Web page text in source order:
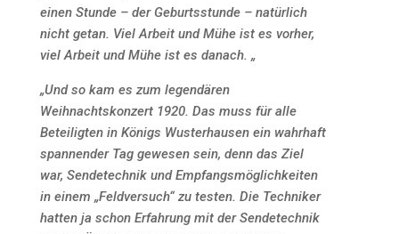
einen Stunde – der Geburtsstunde – natürlich
nicht getan. Viel Arbeit und Mühe ist es vorher,
viel Arbeit und Mühe ist es danach. „
„Und so kam es zum legendären
Weihnachtskonzert 1920. Das muss für alle
Beteiligten in Königs Wusterhausen ein wahrhaft
spannender Tag gewesen sein, denn das Ziel
war, Sendetechnik und Empfangsmöglichkeiten
in einem „Feldversuch“ zu testen. Die Techniker
hatten ja schon Erfahrung mit der Sendetechnik